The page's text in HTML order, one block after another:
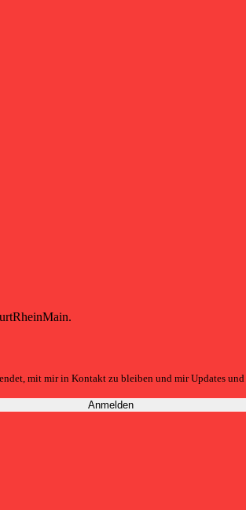
mit mir in Kontakt zu bleiben und mir Updates